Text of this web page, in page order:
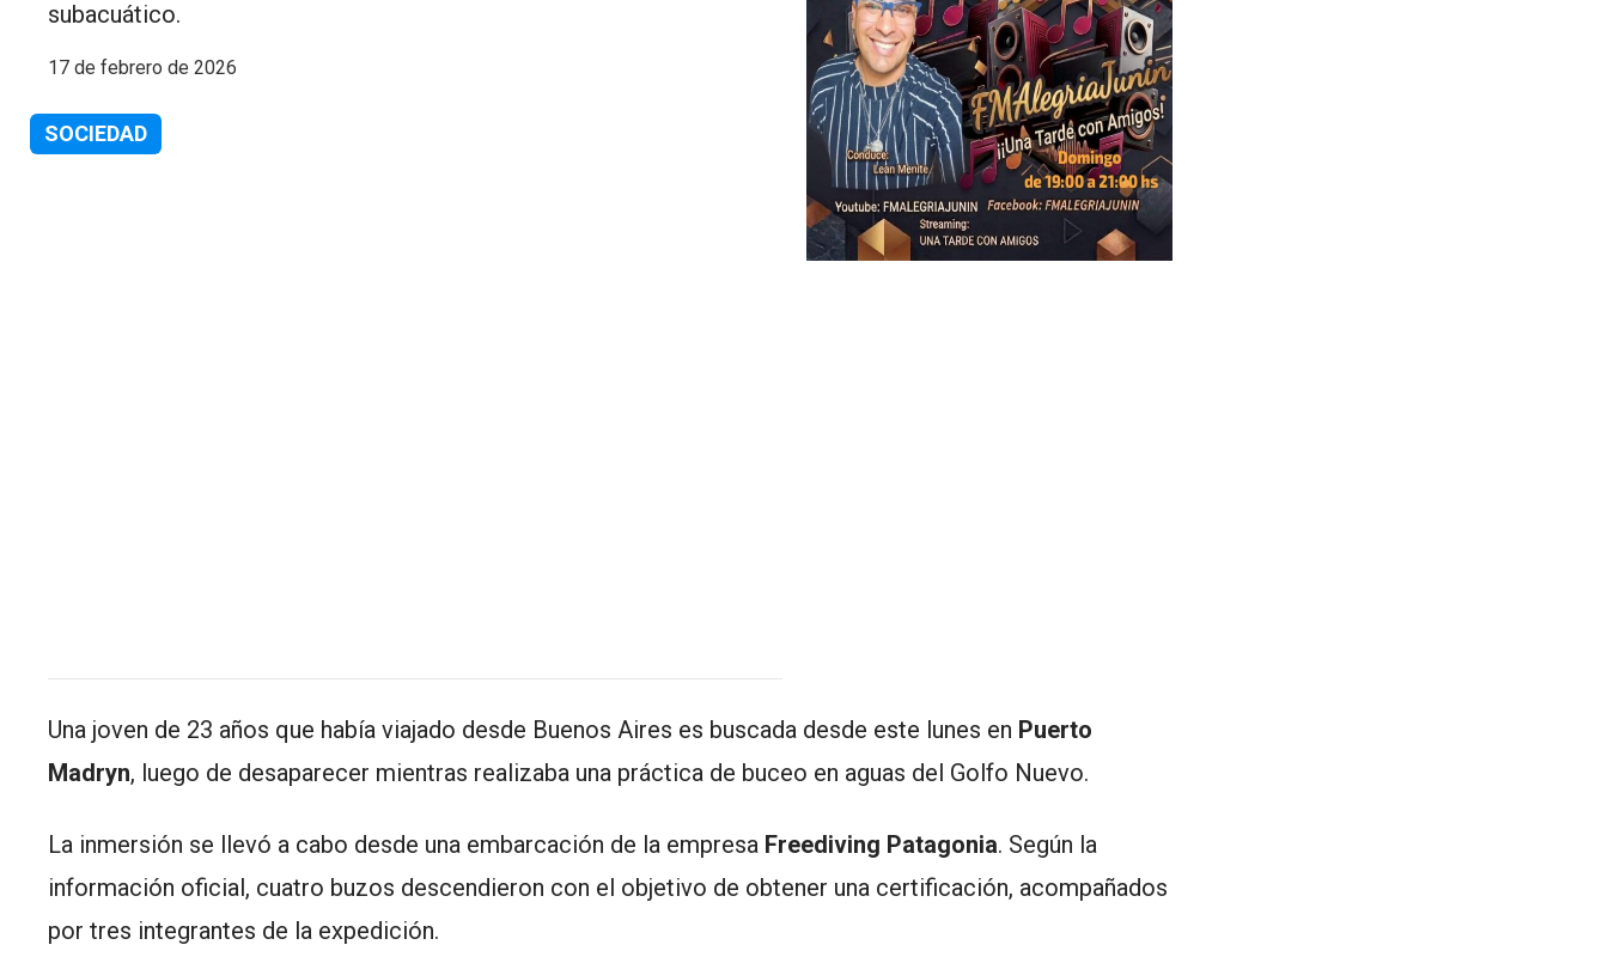
subacuático.
17 de febrero de 2026
SOCIEDAD
Una joven de 23 años que había viajado desde Buenos Aires es buscada desde este lunes en Puerto
Madryn, luego de desaparecer mientras realizaba una práctica de buceo en aguas del Golfo Nuevo.
La inmersión se llevó a cabo desde una embarcación de la empresa Freediving Patagonia. Según la
información oficial, cuatro buzos descendieron con el objetivo de obtener una certificación, acompañados
por tres integrantes de la expedición.